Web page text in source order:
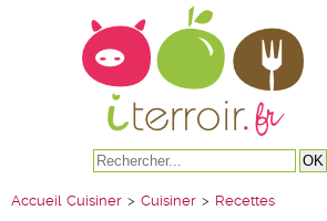
Accueil Cuisiner > Cuisiner > Recettes